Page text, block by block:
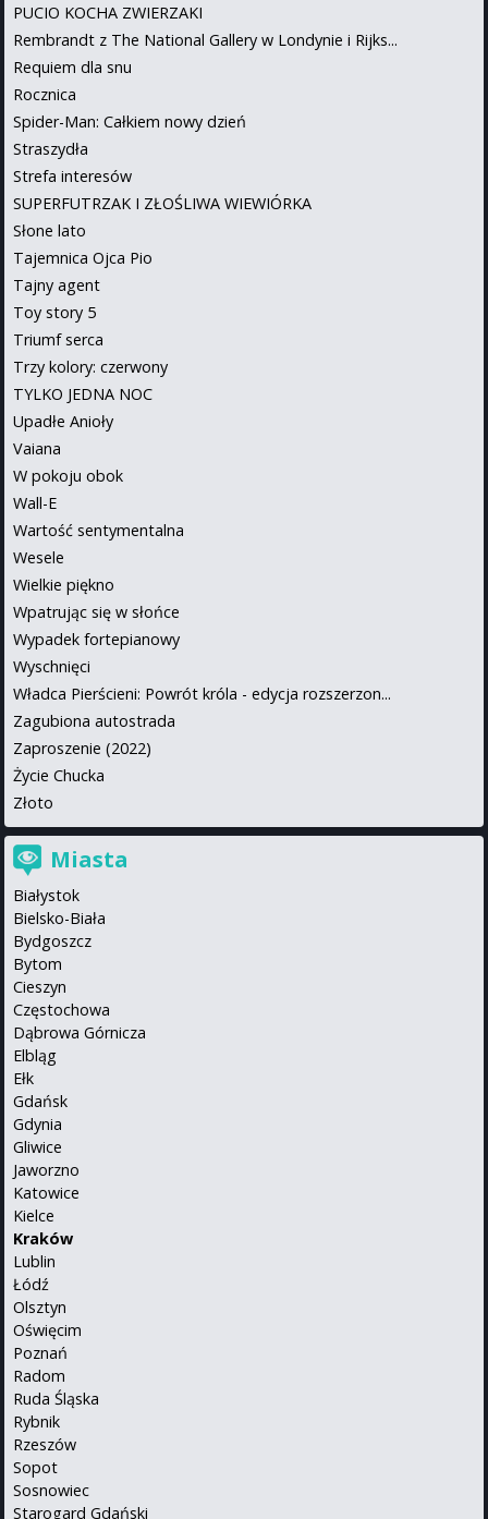
PUCIO KOCHA ZWIERZAKI
Rembrandt z The National Gallery w Londynie i Rijks...
Requiem dla snu
Rocznica
Spider-Man: Całkiem nowy dzień
Straszydła
Strefa interesów
SUPERFUTRZAK I ZŁOŚLIWA WIEWIÓRKA
Słone lato
Tajemnica Ojca Pio
Tajny agent
Toy story 5
Triumf serca
Trzy kolory: czerwony
TYLKO JEDNA NOC
Upadłe Anioły
Vaiana
W pokoju obok
Wall-E
Wartość sentymentalna
Wesele
Wielkie piękno
Wpatrując się w słońce
Wypadek fortepianowy
Wyschnięci
Władca Pierścieni: Powrót króla - edycja rozszerzon...
Zagubiona autostrada
Zaproszenie (2022)
Życie Chucka
Złoto
Miasta
Białystok
Bielsko-Biała
Bydgoszcz
Bytom
Cieszyn
Częstochowa
Dąbrowa Górnicza
Elbląg
Ełk
Gdańsk
Gdynia
Gliwice
Jaworzno
Katowice
Kielce
Kraków
Lublin
Łódź
Olsztyn
Oświęcim
Poznań
Radom
Ruda Śląska
Rybnik
Rzeszów
Sopot
Sosnowiec
Starogard Gdański